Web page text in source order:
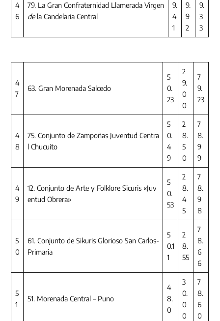
4
6
79. La Gran Confraternidad Llamerada Virgen
de la Candelaria Central
9.
4
1
9.
9
2
9.
3
3
4
7
63. Gran Morenada Salcedo
5
0.
23
2
9.
0
0
7
9.
23
4
8
75. Conjunto de Zampoñas Juventud Centra
l Chucuito
5
0.
4
9
2
8.
5
0
7
8.
9
9
4
9
12. Conjunto de Arte y Folklore Sicuris «Juv
entud Obrera»
5
0.
53
2
8.
4
5
7
8.
9
8
5
0
61. Conjunto de Sikuris Glorioso San Carlos-
Primaria
5
0.1
1
2
8.
55
7
8.
6
6
5
1
51. Morenada Central – Puno
4
8.
0
3
0.
0
0
7
8.
6
0